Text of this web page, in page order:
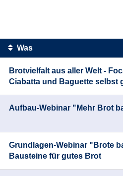
Was
Brotvielfalt aus aller Welt -
Ciabatta und Baguette selbst
Aufbau-Webinar "Mehr Brot
Grundlagen-Webinar "Brote
Bausteine für gutes Brot